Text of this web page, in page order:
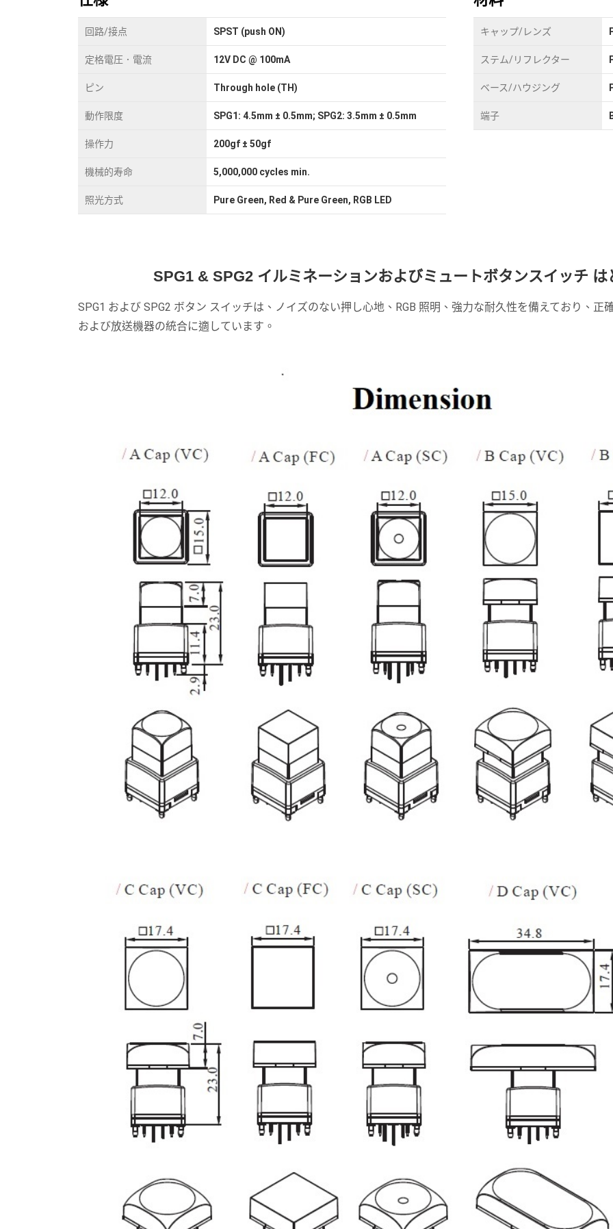
回路/接点 SPST (push ON)
定格電圧．電流 12V DC @ 100mA
ピン Through hole (TH)
動作限度 SPG1: 4.5mm ± 0.5mm; SPG2: 3.5mm ± 0.5mm
操作力 200gf ± 50gf
機械的寿命 5,000,000 cycles min.
照光方式 Pure Green, Red & Pure Green, RGB LED
キャップ/レンズ
ステム/リフレクター
ベース/ハウジング
端子
SPG1 & SPG2 イルミネーションおよびミュートボタンスイッチ
SPG1 および SPG2 ボタン スイッチは、ノイズのない押し心地、RGB 照明、強力な耐久性を備えており、
および放送機器の統合に適しています。